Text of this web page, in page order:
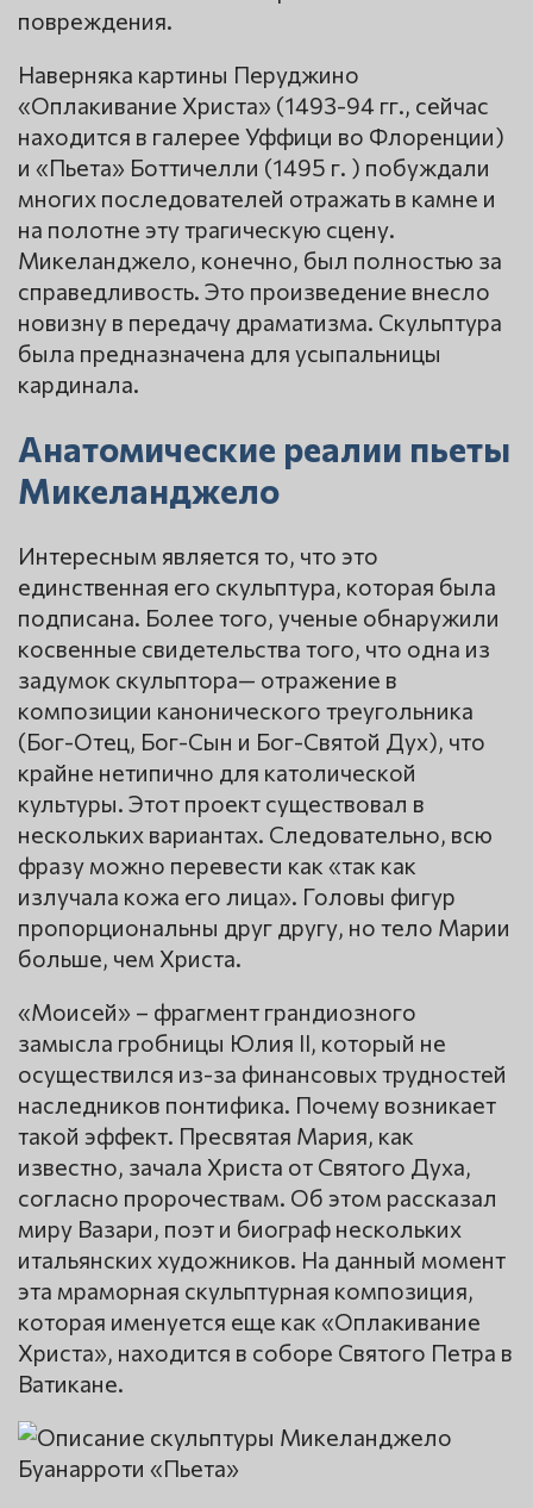
повреждения.
Наверняка картины Перуджино
«Оплакивание Христа» (1493-94 гг., сейчас
находится в галерее Уффици во Флоренции)
и «Пьета» Боттичелли (1495 г. ) побуждали
многих последователей отражать в камне и
на полотне эту трагическую сцену.
Микеланджело, конечно, был полностью за
справедливость. Это произведение внесло
новизну в передачу драматизма. Скульптура
была предназначена для усыпальницы
кардинала.
Анатомические реалии пьеты
Микеланджело
Интересным является то, что это
единственная его скульптура, которая была
подписана. Более того, ученые обнаружили
косвенные свидетельства того, что одна из
задумок скульптора— отражение в
композиции канонического треугольника
(Бог-Отец, Бог-Сын и Бог-Святой Дух), что
крайне нетипично для католической
культуры. Этот проект существовал в
нескольких вариантах. Следовательно, всю
фразу можно перевести как «так как
излучала кожа его лица». Головы фигур
пропорциональны друг другу, но тело Марии
больше, чем Христа.
«Моисей» – фрагмент грандиозного
замысла гробницы Юлия II, который не
осуществился из-за финансовых трудностей
наследников понтифика. Почему возникает
такой эффект. Пресвятая Мария, как
известно, зачала Христа от Святого Духа,
согласно пророчествам. Об этом рассказал
миру Вазари, поэт и биограф нескольких
итальянских художников. На данный момент
эта мраморная скульптурная композиция,
которая именуется еще как «Оплакивание
Христа», находится в соборе Святого Петра в
Ватикане.